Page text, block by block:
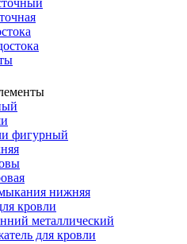
фигурный
нижняя
кровли
металлический
для кровли